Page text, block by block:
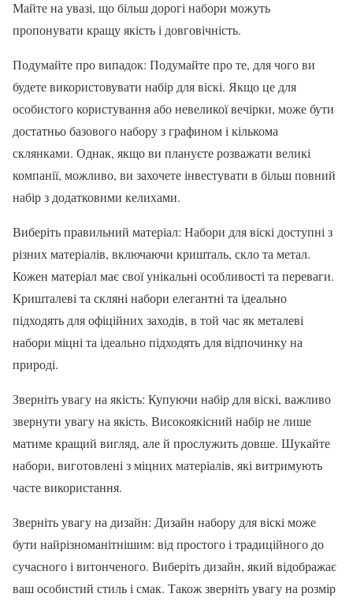
Майте на увазі, що більш дорогі набори можуть
пропонувати кращу якість і довговічність.
Подумайте про випадок: Подумайте про те, для чого ви
будете використовувати набір для віскі. Якщо це для
особистого користування або невеликої вечірки, може бути
достатньо базового набору з графином і кількома
склянками. Однак, якщо ви плануєте розважати великі
компанії, можливо, ви захочете інвестувати в більш повний
набір з додатковими келихами.
Виберіть правильний матеріал: Набори для віскі доступні з
різних матеріалів, включаючи кришталь, скло та метал.
Кожен матеріал має свої унікальні особливості та переваги.
Кришталеві та скляні набори елегантні та ідеально
підходять для офіційних заходів, в той час як металеві
набори міцні та ідеально підходять для відпочинку на
природі.
Зверніть увагу на якість: Купуючи набір для віскі, важливо
звернути увагу на якість. Високоякісний набір не лише
матиме кращий вигляд, але й прослужить довше. Шукайте
набори, виготовлені з міцних матеріалів, які витримують
часте використання.
Зверніть увагу на дизайн: Дизайн набору для віскі може
бути найрізноманітнішим: від простого і традиційного до
сучасного і витонченого. Виберіть дизайн, який відображає
ваш особистий стиль і смак. Також зверніть увагу на розмір